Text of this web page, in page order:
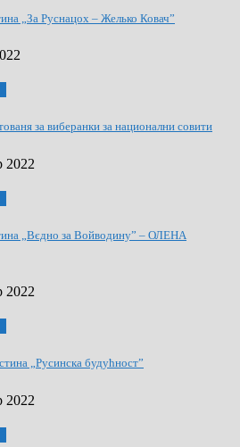
„За Руснацох – Желько Ковач”
за виберанки за национални совити
2022
„Вєдно за Войводину” – ОЛЕНА
2022
„Русинска будућност”
2022